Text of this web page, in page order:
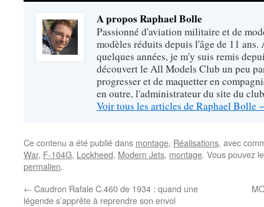
A propos Raphael Bolle
Passionné d'aviation militaire et de
modèles réduits depuis l'âge de 11
quelques années, je m'y suis remis
découvert le All Models Club un peu
progresser et de maquetter en
en outre, l'administrateur du site du
Voir tous les articles de Raphael Bolle
Ce contenu a été publié dans montage, Réalisations, avec
War, F-104G, Lockheed, Modern Jets, montage. Vous pouvez
permalien.
← Caudron Rafale C.460 de 1934 : quand une
légende s’apprête à reprendre son envol